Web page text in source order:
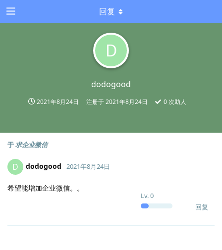
D
dodogood
2021年8月24日 注册于2021年8月24日 0 次助人
回复
于求企业微信
D dodogood
Lv.0
2021年8月24日
希望能增加企业微信。。
回复